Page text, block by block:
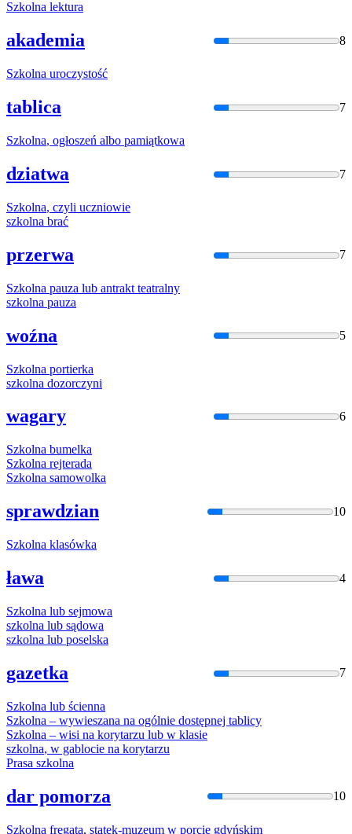
Szkolna lektura
akademia 8
Szkolna uroczystość
tablica 7
Szkolna, ogłoszeń albo pamiątkowa
dziatwa 7
Szkolna, czyli uczniowie
szkolna brać
przerwa 7
Szkolna pauza lub antrakt teatralny
szkolna pauza
woźna 5
Szkolna portierka
szkolna dozorczyni
wagary 6
Szkolna bumelka
Szkolna rejterada
Szkolna samowolka
sprawdzian 10
Szkolna klasówka
ława 4
Szkolna lub sejmowa
szkolna lub sądowa
szkolna lub poselska
gazetka 7
Szkolna lub ścienna
Szkolna – wywieszana na ogólnie dostępnej tablicy
Szkolna – wisi na korytarzu lub w klasie
szkolna, w gablocie na korytarzu
Prasa szkolna
dar pomorza 10
Szkolna fregata, statek-muzeum w porcie gdyńskim